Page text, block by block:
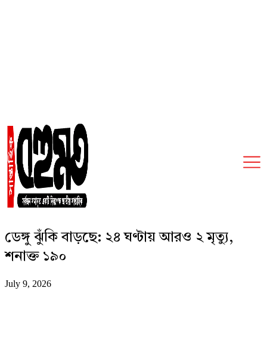
ডেঙ্গু ঝুঁকি বাড়ছে: ২৪ ঘণ্টায় আরও ২ মৃত্যু,
শনাক্ত ১৯০
July 9, 2026